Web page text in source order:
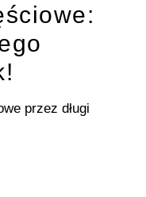
przez długi